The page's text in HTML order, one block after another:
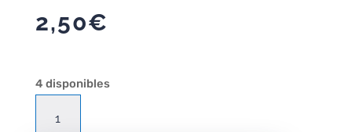
2,50€
4 disponibles
Camaro